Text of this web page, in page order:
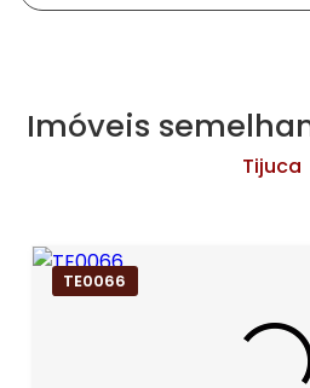
Imóveis
Tijuca
TE0066